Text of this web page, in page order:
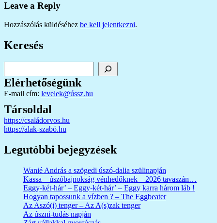
Leave a Reply
Hozzászólás küldéséhez be kell jelentkezni.
Keresés
Elérhetőségünk
E-mail cím: levelek@ússz.hu
Társoldal
https://családorvos.hu
https://alak-szabó.hu
Legutóbbi bejegyzések
Wanié András a szögedi úszó-dalia szülinapján
Kassa – úszóbajnokság vénhedőknek – 2026 tavaszán…
Eggy-két-hár’ – Eggy-két-hár’ – Eggy karra három láb !
Hogyan tapossunk a vízben ? – The Eggbeater
Az Aszó(i) tenger – Az A(s)zak tenger
Az úszni-tudás napján